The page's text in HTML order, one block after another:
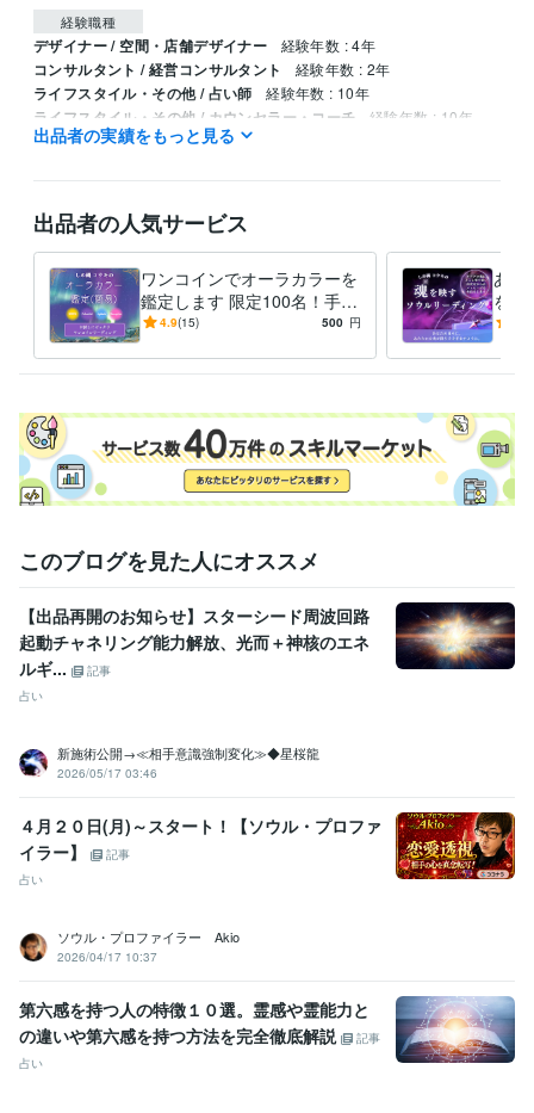
経験職種
デザイナー / 空間・店舗デザイナー 経験年数 : 4年
コンサルタント / 経営コンサルタント 経験年数 : 2年
ライフスタイル・その他 / 占い師 経験年数 : 10年
ライフスタイル・その他 / カウンセラー・コーチ 経験年数 : 10年
ライフスタイル・その他 / アドバイザー
出品者の実績をもっと見る
出品者の人気サービス
ワンコインでオーラカラーを
鑑定します 限定100名！手軽
にカラーだけを知りたい方向
4.9(15) 500 円
あな
をお
あな
このブログを見た人にオススメ
【出品再開のお知らせ】スターシード周波回路
起動チャネリング能力解放、光而＋神核のエネ
ルギ...
記事
占い
新施術公開→≪相手意識強制変化≫◆星桜龍
2026/05/17 03:46
４月２０日(月)～スタート！【ソウル・プロファ
イラー】
記事
占い
ソウル・プロファイラー Akio
2026/04/17 10:37
第六感を持つ人の特徴１０選。霊感や霊能力と
の違いや第六感を持つ方法を完全徹底解説
記事
占い